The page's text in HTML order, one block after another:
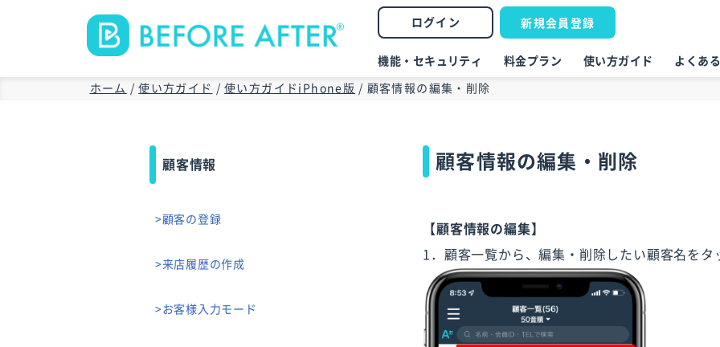
ログイン 新規会員登録
機能・セキュリティ 料金プラン 使い方ガイド よくあ
ホーム / 使い方ガイド / 使い方ガイドiPhone版 / 顧客情報の編集・削除
顧客情報
>顧客の登録
>来店履歴の作成
>お客様入力モード
顧客情報の編集・削除
【顧客情報の編集】
1．顧客一覧から、編集・削除したい顧客名をタ